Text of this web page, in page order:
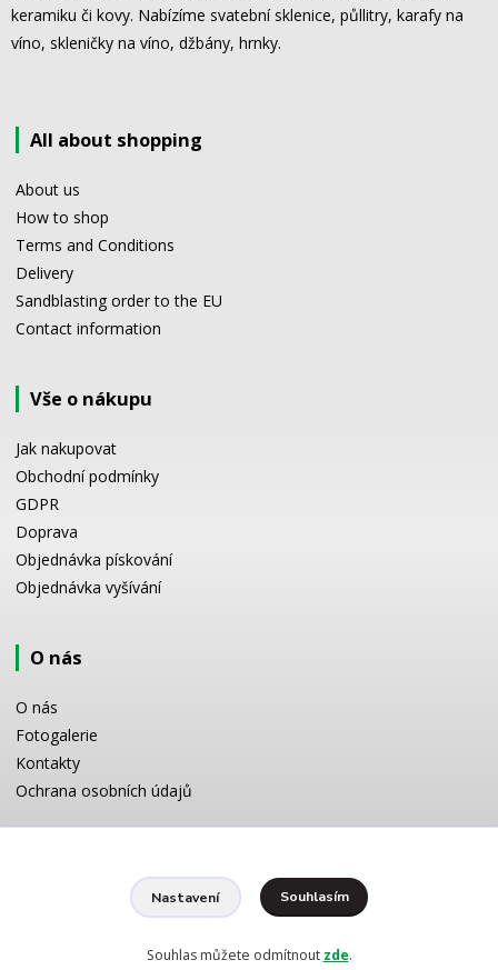
keramiku či kovy. Nabízíme svatební sklenice, půllitry, karafy na
víno, skleničky na víno, džbány, hrnky.
All about shopping
About us
How to shop
Terms and Conditions
Delivery
Sandblasting order to the EU
Contact information
Vše o nákupu
Jak nakupovat
Obchodní podmínky
GDPR
Doprava
Objednávka pískování
Objednávka vyšívání
O nás
O nás
Fotogalerie
Kontakty
Ochrana osobních údajů
Potřebujete poradit s výběrem? Neváhejte se zeptat:
+420 728 772 566
info@reklamnipiskovani.cz
Nastavení Souhlasím
Souhlas můžete odmítnout zde.